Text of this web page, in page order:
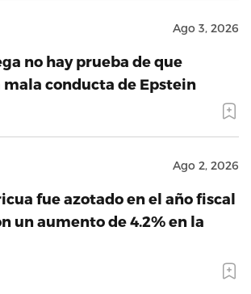
Ago 3, 2026
no hay prueba de que
conducta de Epstein
Ago 2, 2026
fue azotado en el año fiscal
un aumento de 4.2% en la